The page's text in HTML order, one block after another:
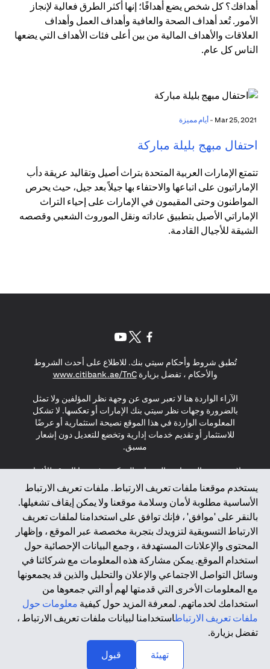
أهدافك؟ كل شخص يضع أهدافًا؛ إنها أكثر الطرق فعالية لإنجاز
الأمور. تُعد أهداف الصحة والعافية وأهداف العمل وأهداف
العلاقات والأهداف المالية من بين أعلى فئات الأهداف التي يضعها
الناس كل عام.
أيام مميزة
احتفال مبهج بليلة مباركة
تتمتع الإمارات العربية المتحدة بتراث أصيل وتقاليد عريقة دأب
الإماراتيون على اتباعها والاحتفاء بها جيلاً بعد جيل، حيث يحرص
المواطنون وحتى المقيمون في الإمارات على إحياء التراث
الإماراتي الأصيل بتطبيق عاداته ونقل الموروث الشعبي وقصصه
الشيقة للأجيال القادمة.
يستخدم موقعنا ملفات تعريف الارتباط. ملفات تعريف الارتباط
الأساسية مطلوبة لأمان وسلامة موقعنا ولا يمكن إيقاف تشغيلها.
بالنقر على 'موافق' ، فإنك توافق على استخدامنا لملفات تعريف
الارتباط التسويقية لتزويدك بتجربة مخصصة عبر الموقع ، وإظهار
المحتوى والإعلانات المستهدفة ، وجمع البيانات الإحصائية حول
استخدام الموقع. يمكن مشاركة هذه المعلومات مع شركائنا في
وسائل التواصل الاجتماعي والإعلان والتحليل والذين قد يجمعونها
مع المعلومات الأخرى التي قدمتها لهم أو التي جمعوها من
استخدامك لخدماتهم. لمعرفة المزيد حول كيفية معلومات حول
ملفات تعريف الارتباطاستخدامنا لبيانات ملفات تعريف الارتباط ،
تفضل بزيارة.
تهيئة
قبول
تُطبق شروط وأحكام سيتي بنك. للاطلاع على أحدث الشروط
والأحكام ، تفضل بزيارةwww.citibank.ae/TnC
in a new tab
الآراء الواردة هنا لا تعبر سوى عن وجهة نظر المؤلفين ولا تمثل
بالضرورة وجهات نظر سيتي بنك الإمارات أو تعكسها. لا تشكل
المعلومات الواردة في هذا الموقع نصيحة استثمارية أو عرضًا
للاستثمار أو تقديم خدمات إدارية وتخضع للتعديل دون إشعار
مسبق.
لا يتم تقديم المنتجات والخدمات المذكورة في هذا الموقع للأفراد
المقيمين في الاتحاد الأوروبي أو المنطقة الاقتصادية الأوروبية أو
سويسرا أو غيرنسي أو جيرسي أو موناكو أو سان مارينو أو
الفاتيكان أو جزيرة مان أو المملكة المتحدة أو خصوصية البيانات
(لائحة حماية البيانات العامة \ قانون حماية البيانات الشخصية
العامة \ قانون خصوصية نيوزيلندا). المحتوى الموجود في هذه
الصفحة ليس ولا ينبغي تفسيره على أنه عرض أو دعوة أو دعوة
لشراء أو بيع أي من المنتجات والخدمات المذكورة هنا لمثل هؤلاء
الأفراد.
*GDPR – اللائحة العامة لحماية البيانات؛ * LGPD – Lei Geral de
Proteção de Dados Pessoais ; *NZPA – قانون الخصوصية
النيوزيلندي
2025 citibank.ae